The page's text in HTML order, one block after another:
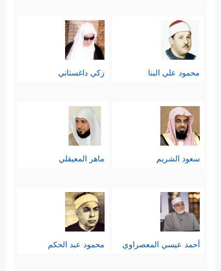
محمود علي البنا زكي داغستاني
سعود الشريم ماهر المعيقلي
أحمد عيسي المعصراوي محمود عبد الحكم